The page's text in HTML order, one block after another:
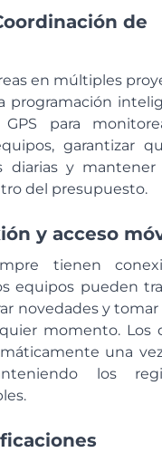
de
en múltiples
programación
para
garantizar
diarias y mantener
del presupuesto.
y acceso
tienen
equipos pueden
novedades y tomar
momento. Los
una
los